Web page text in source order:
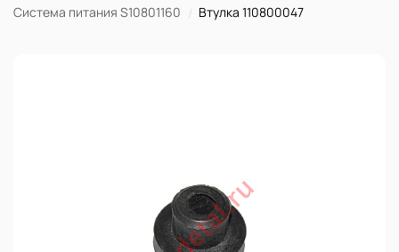
Система питания S10801160
Втулка 110800047